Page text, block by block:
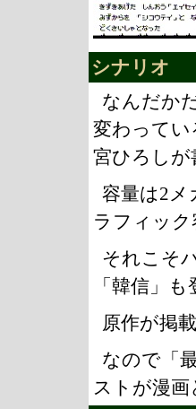
シナリオ
なんだか
変わって
宮ひろしが
容量は2
ラフィッ
それこそ
「韓信」
原作が掲
なので「
ストが漫画